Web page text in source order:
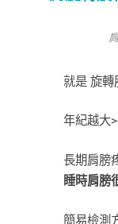
就是 旋
年紀越大
長期肩膀
睡時肩膀
簡易檢測